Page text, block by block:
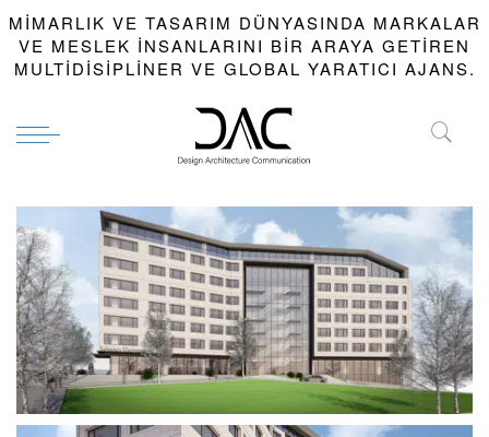
MIMARLIK VE TASARIM DÜNYASINDA MARKALAR
VE MESLEK INSANLARINI BIR ARAYA GETIREN
MULTIDISIPLINER VE GLOBAL YARATICI AJANS.